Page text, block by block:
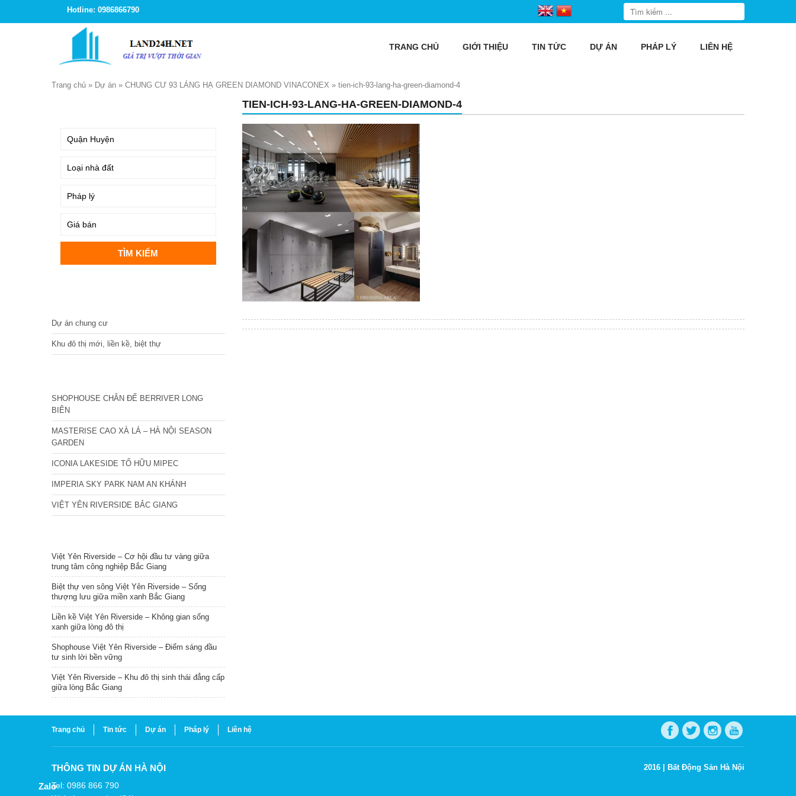
Hotline: 0986866790
TRANG CHỦ GIỚI THIỆU TIN TỨC DỰ ÁN PHÁP LÝ LIÊN HỆ
Trang chủ » Dự án » CHUNG CƯ 93 LÁNG HẠ GREEN DIAMOND VINACONEX » tien-ich-93-lang-ha-green-diamond-4
TIEN-ICH-93-LANG-HA-GREEN-DIAMOND-4
Dự án chung cư
Khu đô thị mới, liền kề, biệt thự
SHOPHOUSE CHÂN ĐẾ BERRIVER LONG
BIÊN
MASTERISE CAO XÀ LÁ – HÀ NỘI SEASON
GARDEN
ICONIA LAKESIDE TỐ HỮU MIPEC
IMPERIA SKY PARK NAM AN KHÁNH
VIỆT YÊN RIVERSIDE BẮC GIANG
Việt Yên Riverside – Cơ hội đầu tư vàng giữa
trung tâm công nghiệp Bắc Giang
Biệt thự ven sông Việt Yên Riverside – Sống
thượng lưu giữa miền xanh Bắc Giang
Liền kề Việt Yên Riverside – Không gian sống
xanh giữa lòng đô thị
Shophouse Việt Yên Riverside – Điểm sáng đầu
tư sinh lời bền vững
Việt Yên Riverside – Khu đô thị sinh thái đẳng cấp
giữa lòng Bắc Giang
Trang chủ Tin tức Dự án Pháp lý Liên hệ
THÔNG TIN DỰ ÁN HÀ NỘI
Tel: 0986 866 790
2016 | Bất Động Sản Hà Nội
Zalo